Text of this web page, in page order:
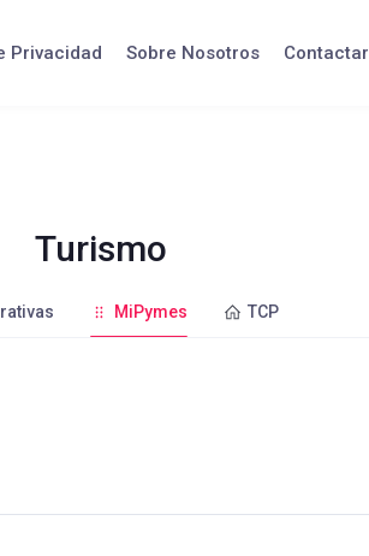
Privacidad Sobre Nosotros Contactar
Turismo
MiPymes TCP